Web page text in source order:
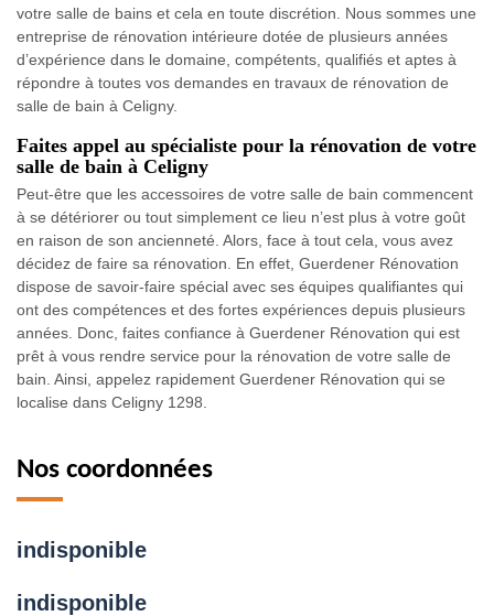
votre salle de bains et cela en toute discrétion. Nous sommes une
entreprise de rénovation intérieure dotée de plusieurs années
d’expérience dans le domaine, compétents, qualifiés et aptes à
répondre à toutes vos demandes en travaux de rénovation de
salle de bain à Celigny.
Faites appel au spécialiste pour la rénovation de votre
salle de bain à Celigny
Peut-être que les accessoires de votre salle de bain commencent
à se détériorer ou tout simplement ce lieu n’est plus à votre goût
en raison de son ancienneté. Alors, face à tout cela, vous avez
décidez de faire sa rénovation. En effet, Guerdener Rénovation
dispose de savoir-faire spécial avec ses équipes qualifiantes qui
ont des compétences et des fortes expériences depuis plusieurs
années. Donc, faites confiance à Guerdener Rénovation qui est
prêt à vous rendre service pour la rénovation de votre salle de
bain. Ainsi, appelez rapidement Guerdener Rénovation qui se
localise dans Celigny 1298.
Nos coordonnées
indisponible
indisponible